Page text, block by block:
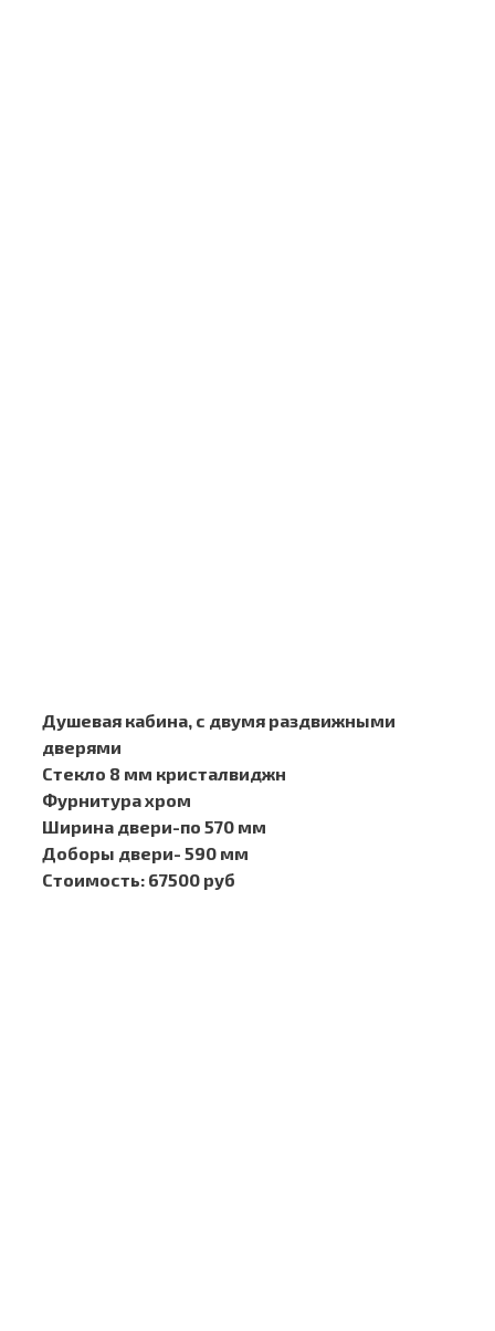
Душевая кабина, с двумя раздвижными
дверями
Стекло 8 мм кристалвиджн
Фурнитура хром
Ширина двери-по 570 мм
Доборы двери- 590 мм
Стоимость: 67500 руб